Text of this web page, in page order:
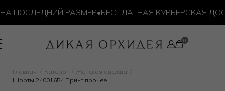
РАЗМЕР•БЕСПЛАТНАЯ КУРЬЕРСКАЯ
Главная Каталог
Женская одежда
Шорты 24001654 Принт прочее